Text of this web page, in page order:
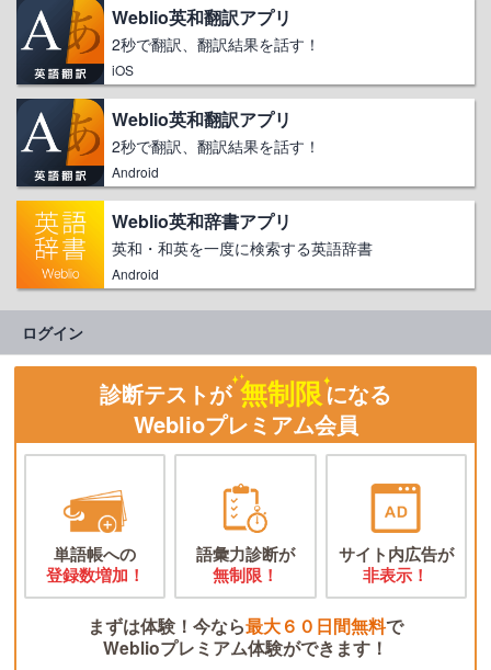
Weblio英和翻訳アプリ
2秒で翻訳、翻訳結果を話す！
iOS
Weblio英和翻訳アプリ
2秒で翻訳、翻訳結果を話す！
Android
Weblio英和辞書アプリ
英和・和英を一度に検索する英語辞書
Android
ログイン
診断テストが 無制限になる
Weblioプレミアム会員
単語帳への
登録数増加！
語彙力診断が
無制限！
サイト内広告が
非表示！
まずは体験！今なら最大６０日間無料で
Weblioプレミアム体験ができます！